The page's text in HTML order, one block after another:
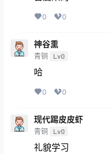
0 0
神谷熏
青铜 Lv0
哈
0 0
现代踢皮皮虾
青铜 Lv0
礼貌学习